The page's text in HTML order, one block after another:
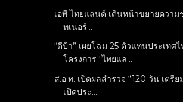
เอพี ไทยแลนด์ เดินหน้าขยายความ
ทเนอร์...
“ดีป้า” เผยโฉม 25 ตัวแทนประเทศ
โครงการ “ไทยแล...
ส.อ.ท. เปิดผลสำรวจ “120 วัน เตรี
เปิดประ...